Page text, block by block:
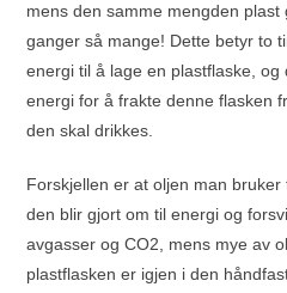
mens den samme mengden plast
ganger så mange! Dette betyr to
energi til å lage en plastflaske, og
energi for å frakte denne flasken
den skal drikkes.
Forskjellen er at oljen man bruker
den blir gjort om til energi og
avgasser og CO2, mens mye av
plastflasken er igjen i den